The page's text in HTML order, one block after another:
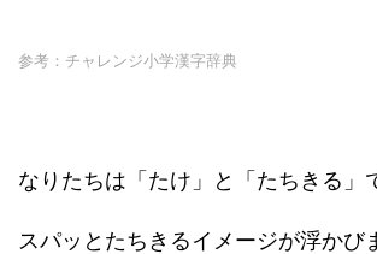
参考：チャレンジ小学漢字辞典
なりたちは「たけ」と「たちきる」
スパッとたちきるイメージが浮か